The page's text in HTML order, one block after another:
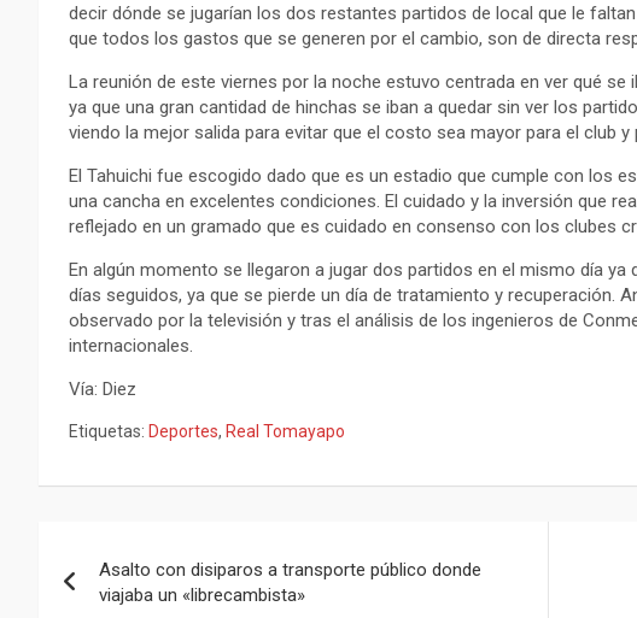
decir dónde se jugarían los dos restantes partidos de local que le
que todos los gastos que se generen por el cambio, son de directa
La reunión de este viernes por la noche estuvo centrada en ver qué
ya que una gran cantidad de hinchas se iban a quedar sin ver los
viendo la mejor salida para evitar que el costo sea mayor para el club y
El Tahuichi fue escogido dado que es un estadio que cumple con los
una cancha en excelentes condiciones. El cuidado y la inversión que
reflejado en un gramado que es cuidado en consenso con los clubes
En algún momento se llegaron a jugar dos partidos en el mismo día ya
días seguidos, ya que se pierde un día de tratamiento y recuperación.
observado por la televisión y tras el análisis de los ingenieros de
internacionales.
Vía: Diez
Etiquetas: Deportes, Real Tomayapo
de
Asalto con disiparos a transporte público donde
viajaba un «librecambista»